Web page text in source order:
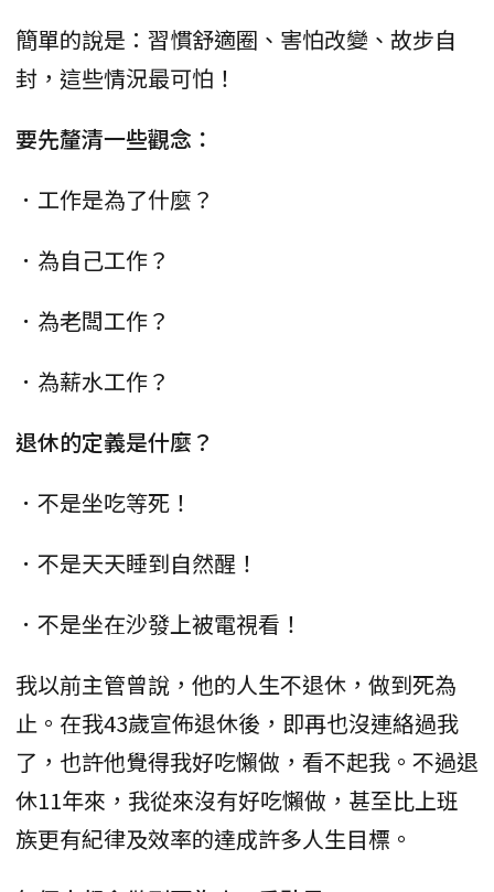
簡單的說是：習慣舒適圈、害怕改變、故步自
封，這些情況最可怕！
要先釐清一些觀念：
．工作是為了什麼？
．為自己工作？
．為老闆工作？
．為薪水工作？
退休的定義是什麼？
．不是坐吃等死！
．不是天天睡到自然醒！
．不是坐在沙發上被電視看！
我以前主管曾說，他的人生不退休，做到死為
止。在我43歲宣佈退休後，即再也沒連絡過我
了，也許他覺得我好吃懶做，看不起我。不過退
休11年來，我從來沒有好吃懶做，甚至比上班
族更有紀律及效率的達成許多人生目標。